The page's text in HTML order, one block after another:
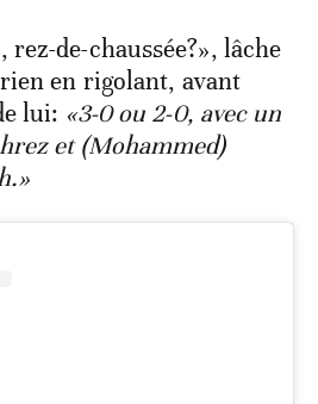
rez-de-chaussée?», lâche
en rigolant, avant
lui: «3-0 ou 2-0, avec un
et (Mohammed)